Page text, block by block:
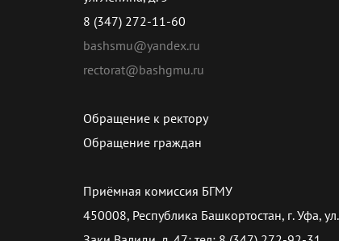
8 (347) 272-11-60
bashsmu@yandex.ru
rectorat@bashgmu.ru
Обращение к ректору
Обращение граждан
Приёмная комиссия БГМУ
450008, Республика Башкортостан, г. Уфа, ул.